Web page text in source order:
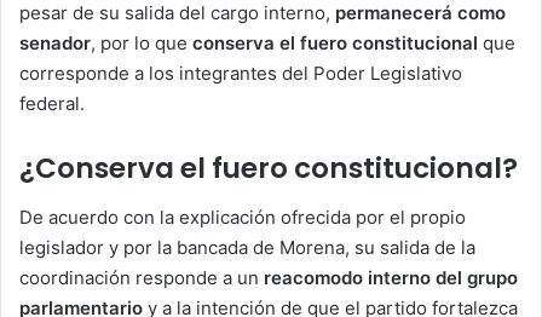
pesar de su salida del cargo interno, permanecerá como
senador, por lo que conserva el fuero constitucional que
corresponde a los integrantes del Poder Legislativo
federal.
¿Conserva el fuero constitucional?
De acuerdo con la explicación ofrecida por el propio
legislador y por la bancada de Morena, su salida de la
coordinación responde a un reacomodo interno del grupo
parlamentario y a la intención de que el partido fortalezca